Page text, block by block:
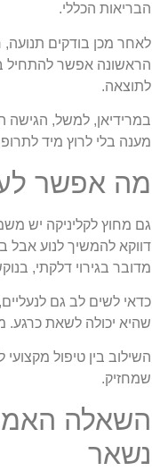
הבריאות הכללי.
לאחר מכן בודקים תנועה,
הראשונה אפשר להתחיל
לתוצאה.
במרידיאן, למשל,
מענה בלי לרוץ מיד
מה אפשר
גם מחוץ לקליניקה יש
דווקא להמשיך לנוע אבל
מדובר בגירוי דלקתי,
כדאי לשים לב גם
שהיא יכולה לשאת
השילוב בין טיפול
שמחזיק.
השאלה
נשאר